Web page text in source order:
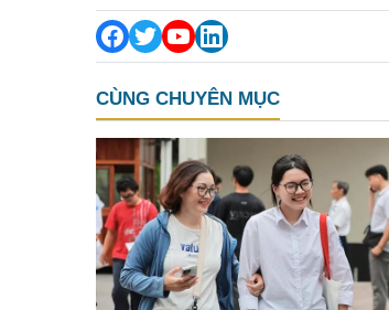
CÙNG CHUYÊN MỤC